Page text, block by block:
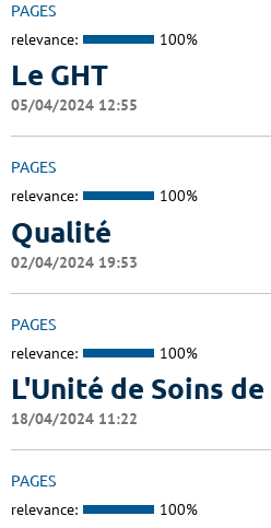
PAGES
relevance: 100%
Le GHT
05/04/2024 12:55
PAGES
relevance: 100%
Qualité
02/04/2024 19:53
PAGES
relevance: 100%
L'Unité de Soins
18/04/2024 11:22
PAGES
relevance: 100%